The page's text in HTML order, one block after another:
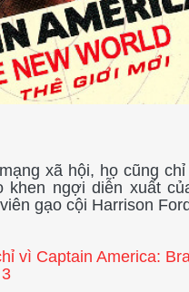
xã hội, họ cũng
ngợi diễn xuất
gạo cội Harrison